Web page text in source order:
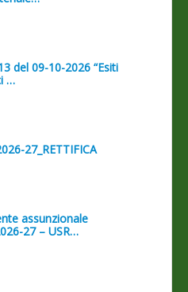
del 09-10-2026 “Esiti
…
27_RETTIFICA
assunzionale
27 – USR…